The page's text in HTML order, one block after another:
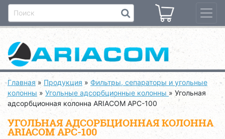
Главная » Продукция » Фильтры, сепараторы и угольные
колонны » Угольные адсорбционные колонны » Угольная
адсорбционная колонна ARIACOM APC-100
УГОЛЬНАЯ АДСОРБЦИОННАЯ КОЛОННА
ARIACOM APC-100